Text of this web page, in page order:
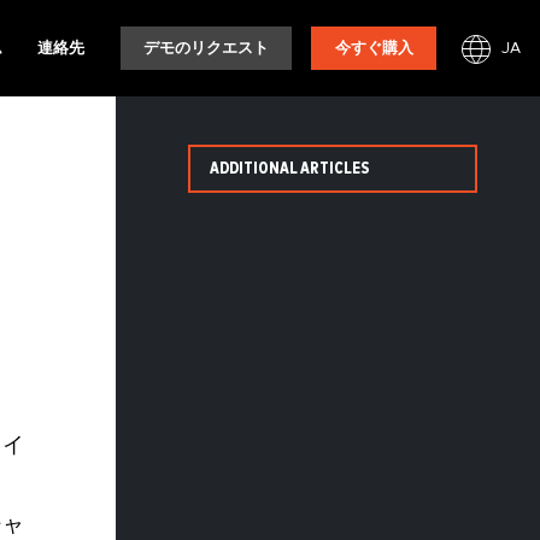
連絡先 デモのリクエスト 今すぐ購入 JA
ADDITIONAL ARTICLES